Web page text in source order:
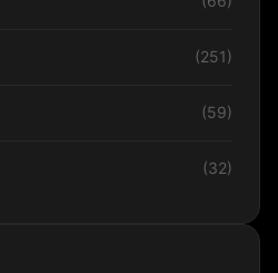
(251)
(59)
(32)